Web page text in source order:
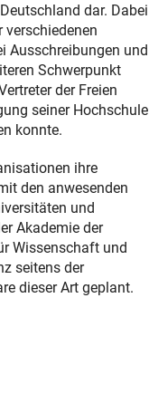
dar. Dabei
Ausschreibungen und
Schwerpunkt
der Freien
seiner Hochschule
konnte.
ihre
den anwesenden
und
Akademie der
Wissenschaft und
seitens der
dieser Art geplant.